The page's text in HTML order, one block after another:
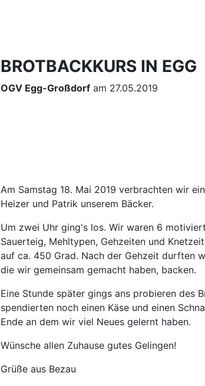
BROTBACKKURS IN EGG
OGV Egg-Großdorf am 27.05.2019
Am Samstag 18. Mai 2019 verbrachten wir
Heizer und Patrik unserem Bäcker.
Um zwei Uhr ging's los. Wir waren 6
Sauerteig, Mehltypen, Gehzeiten und
auf ca. 450 Grad. Nach der Gehzeit durften
die wir gemeinsam gemacht haben, backen.
Eine Stunde später gings ans probieren des
spendierten noch einen Käse und einen
Ende an dem wir viel Neues gelernt haben.
Wünsche allen Zuhause gutes Gelingen!
Grüße aus Bezau